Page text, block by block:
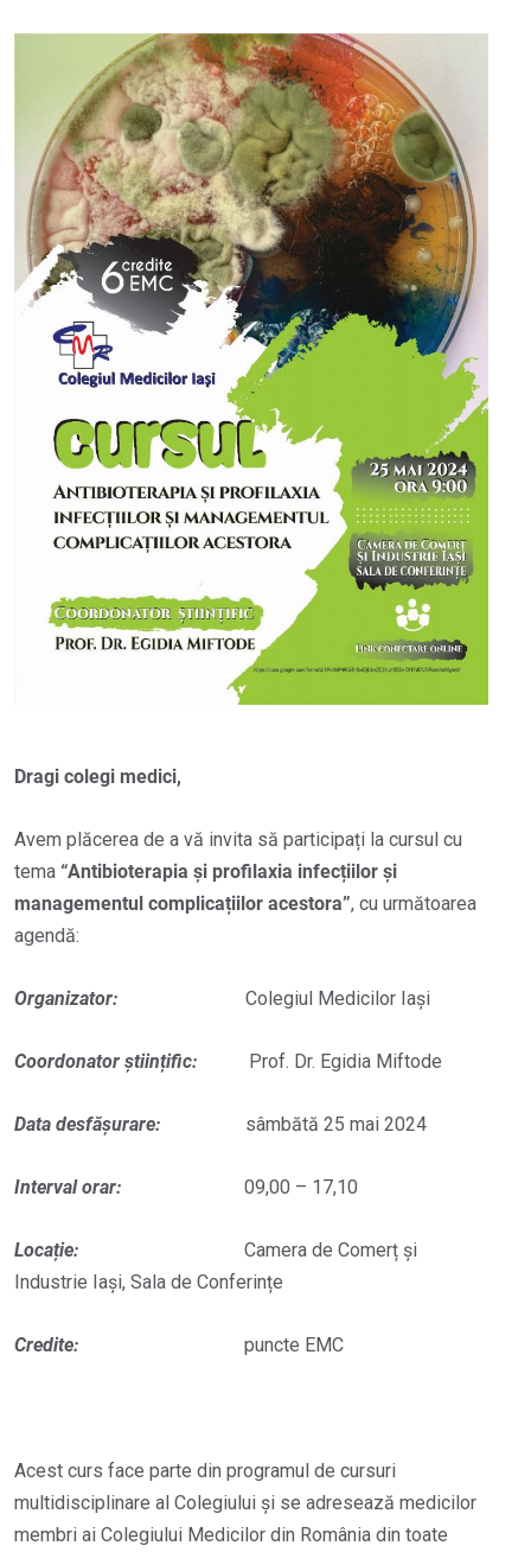
Dragi colegi medici,
Avem plăcerea de a vă invita să participați la cursul cu
tema “Antibioterapia și profilaxia infecțiilor și
managementul complicațiilor acestora”, cu următoarea
agendă:
Organizator: Colegiul Medicilor Iași
Coordonator științific: Prof. Dr. Egidia Miftode
Data desfășurare: sâmbătă 25 mai 2024
Interval orar: 09,00 – 17,10
Locație: Camera de Comerț și
Industrie Iași, Sala de Conferințe
Credite: puncte EMC
Acest curs face parte din programul de cursuri
multidisciplinare al Colegiului și se adresează medicilor
membri ai Colegiului Medicilor din România din toate